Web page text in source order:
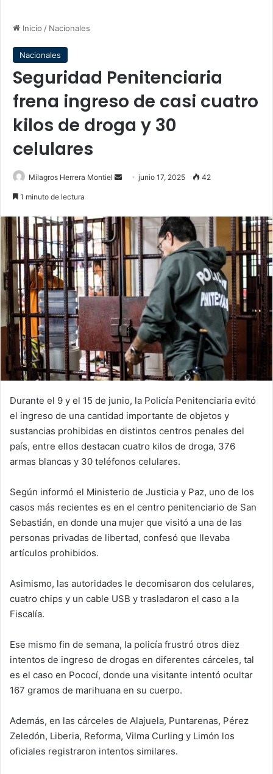
Inicio / Nacionales
Nacionales
Seguridad Penitenciaria
frena ingreso de casi cuatro
kilos de droga y 30
celulares
Milagros Herrera Montiel
Sendjunio 17, 2025 42
1 minuto de lectura
Durante el 9 y el 15 de junio, la Policía Penitenciaria evitó
el ingreso de una cantidad importante de objetos y
sustancias prohibidas en distintos centros penales del
país, entre ellos destacan cuatro kilos de droga, 376
armas blancas y 30 teléfonos celulares.
Según informó el Ministerio de Justicia y Paz, uno de los
casos más recientes es en el centro penitenciario de San
Sebastián, en donde una mujer que visitó a una de las
personas privadas de libertad, confesó que llevaba
artículos prohibidos.
Asimismo, las autoridades le decomisaron dos celulares,
cuatro chips y un cable USB y trasladaron el caso a la
Fiscalía.
Ese mismo fin de semana, la policía frustró otros diez
intentos de ingreso de drogas en diferentes cárceles, tal
es el caso en Pococí, donde una visitante intentó ocultar
167 gramos de marihuana en su cuerpo.
Además, en las cárceles de Alajuela, Puntarenas, Pérez
Zeledón, Liberia, Reforma, Vilma Curling y Limón los
oficiales registraron intentos similares.